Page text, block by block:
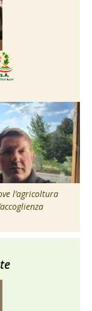
l’agricoltura